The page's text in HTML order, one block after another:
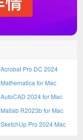
Acrobat Pro DC 2024
Mathematica for Mac
AutoCAD 2024 for Mac
Matlab R2023b for Mac
SketchUp Pro 2024 Mac